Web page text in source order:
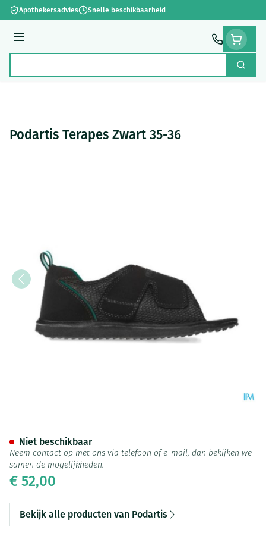
Ga naar de inhoud
Apothekersadvies Snelle beschikbaarheid
Menu
Zoek
Podartis Terapes Zwart 35-36
€ 52,00
Niet beschikbaar
Neem contact op met ons via telefoon of e-mail, dan bekijken we
samen de mogelijkheden.
Bekijk alle producten van Podartis